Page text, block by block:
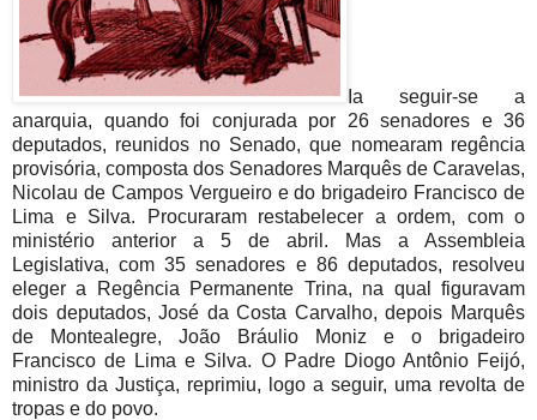
Ia seguir-se a
anarquia, quando foi conjurada por 26 senadores e 36
deputados, reunidos no Senado, que nomearam regência
provisória, composta dos Senadores Marquês de Caravelas,
Nicolau de Campos Vergueiro e do brigadeiro Francisco de
Lima e Silva. Procuraram restabelecer a ordem, com o
ministério anterior a 5 de abril. Mas a Assembleia
Legislativa, com 35 senadores e 86 deputados, resolveu
eleger a Regência Permanente Trina, na qual figuravam
dois deputados, José da Costa Carvalho, depois Marquês
de Montealegre, João Bráulio Moniz e o brigadeiro
Francisco de Lima e Silva. O Padre Diogo Antônio Feijó,
ministro da Justiça, reprimiu, logo a seguir, uma revolta de
tropas e do povo.